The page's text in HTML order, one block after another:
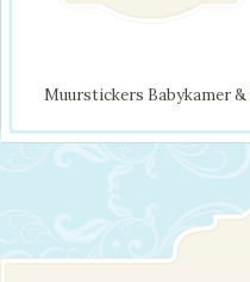
Muurstickers Babykamer